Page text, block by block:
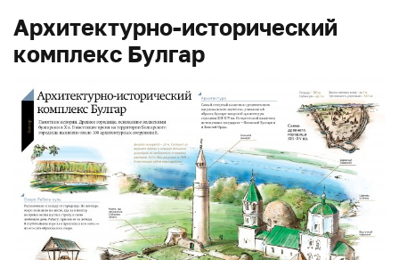
Архитектурно-исторический
комплекс Булгар